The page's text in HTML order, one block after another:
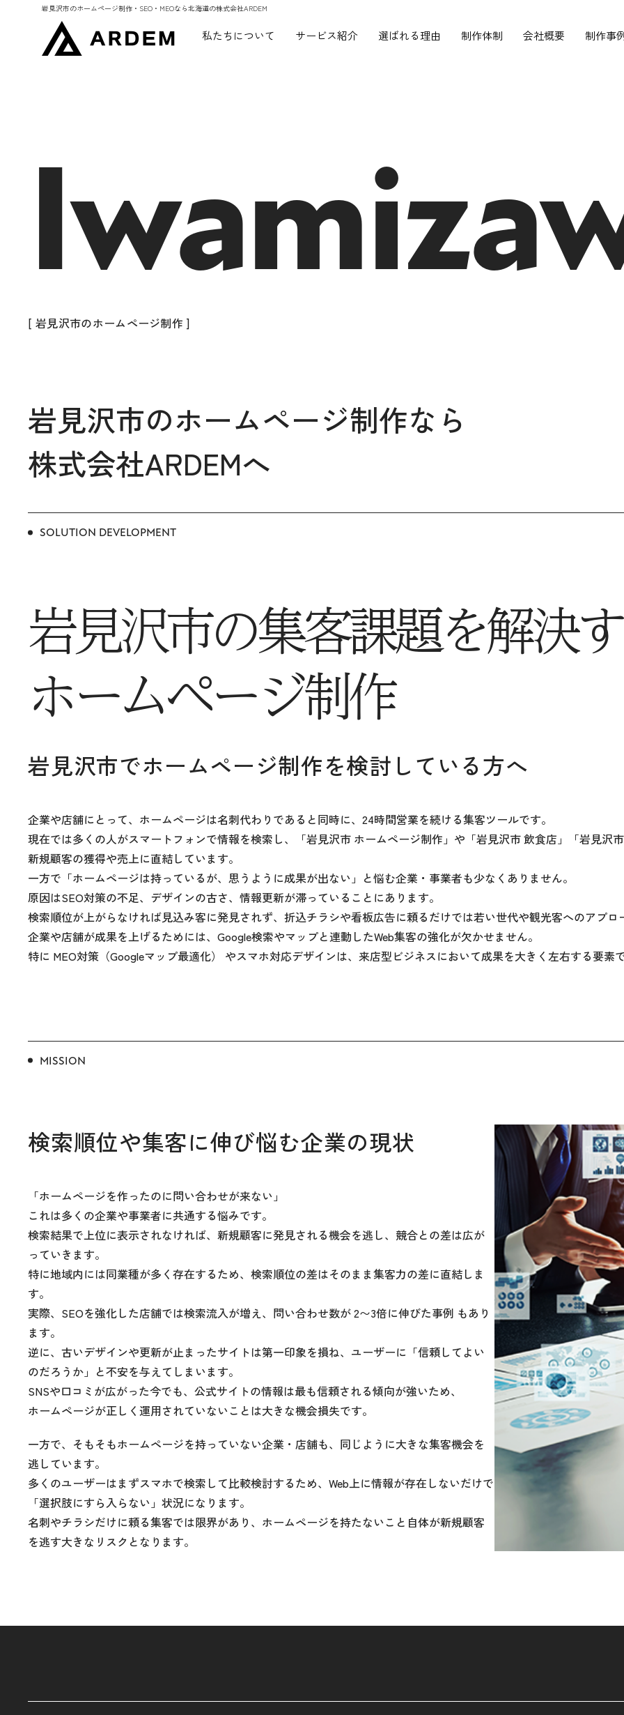
岩見沢市のホームページ制作・SEO・MEOなら北海道の株式会社ARDEM
私たちについて サービス紹介 選ばれる理由 制作体制 会社概要 制作事
[ 岩見沢市のホームページ制作 ]
岩見沢市のホームページ制作なら
株式会社ARDEMへ
SOLUTION DEVELOPMENT
岩見沢市の集客課題を解決
ホームページ制作
岩見沢市でホームページ制作を検討している方へ
企業や店舗にとって、ホームページは名刺代わりであると同時に、24時間営業を続ける集客ツールです。
現在では多くの人がスマートフォンで情報を検索し、「岩見沢市 ホームページ制作」や「岩見沢市 飲食店」「岩見沢
新規顧客の獲得や売上に直結しています。
一方で「ホームページは持っているが、思うように成果が出ない」と悩む企業・事業者も少なくありません。
原因はSEO対策の不足、デザインの古さ、情報更新が滞っていることにあります。
検索順位が上がらなければ見込み客に発見されず、折込チラシや看板広告に頼るだけでは若い世代や観光客へのアプロ
企業や店舗が成果を上げるためには、Google検索やマップと連動したWeb集客の強化が欠かせません。
特に MEO対策（Googleマップ最適化） やスマホ対応デザインは、来店型ビジネスにおいて成果を大きく左右する要素
MISSION
検索順位や集客に伸び悩む企業の現状
「ホームページを作ったのに問い合わせが来ない」
これは多くの企業や事業者に共通する悩みです。
検索結果で上位に表示されなければ、新規顧客に発見される機会を逃し、競合との差は広が
っていきます。
特に地域内には同業種が多く存在するため、検索順位の差はそのまま集客力の差に直結しま
す。
実際、SEOを強化した店舗では検索流入が増え、問い合わせ数が 2〜3倍に伸びた事例 もあり
ます。
逆に、古いデザインや更新が止まったサイトは第一印象を損ね、ユーザーに「信頼してよい
のだろうか」と不安を与えてしまいます。
SNSや口コミが広がった今でも、公式サイトの情報は最も信頼される傾向が強いため、
ホームページが正しく運用されていないことは大きな機会損失です。
一方で、そもそもホームページを持っていない企業・店舗も、同じように大きな集客機会を
逃しています。
多くのユーザーはまずスマホで検索して比較検討するため、Web上に情報が存在しないだけで
「選択肢にすら入らない」状況になります。
名刺やチラシだけに頼る集客では限界があり、ホームページを持たないこと自体が新規顧客
を逃す大きなリスクとなります。